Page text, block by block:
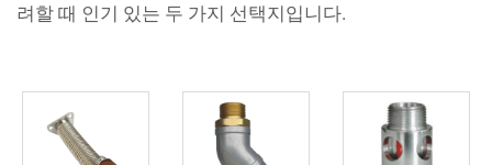
려할 때 인기 있는 두 가지 선택지입니다.